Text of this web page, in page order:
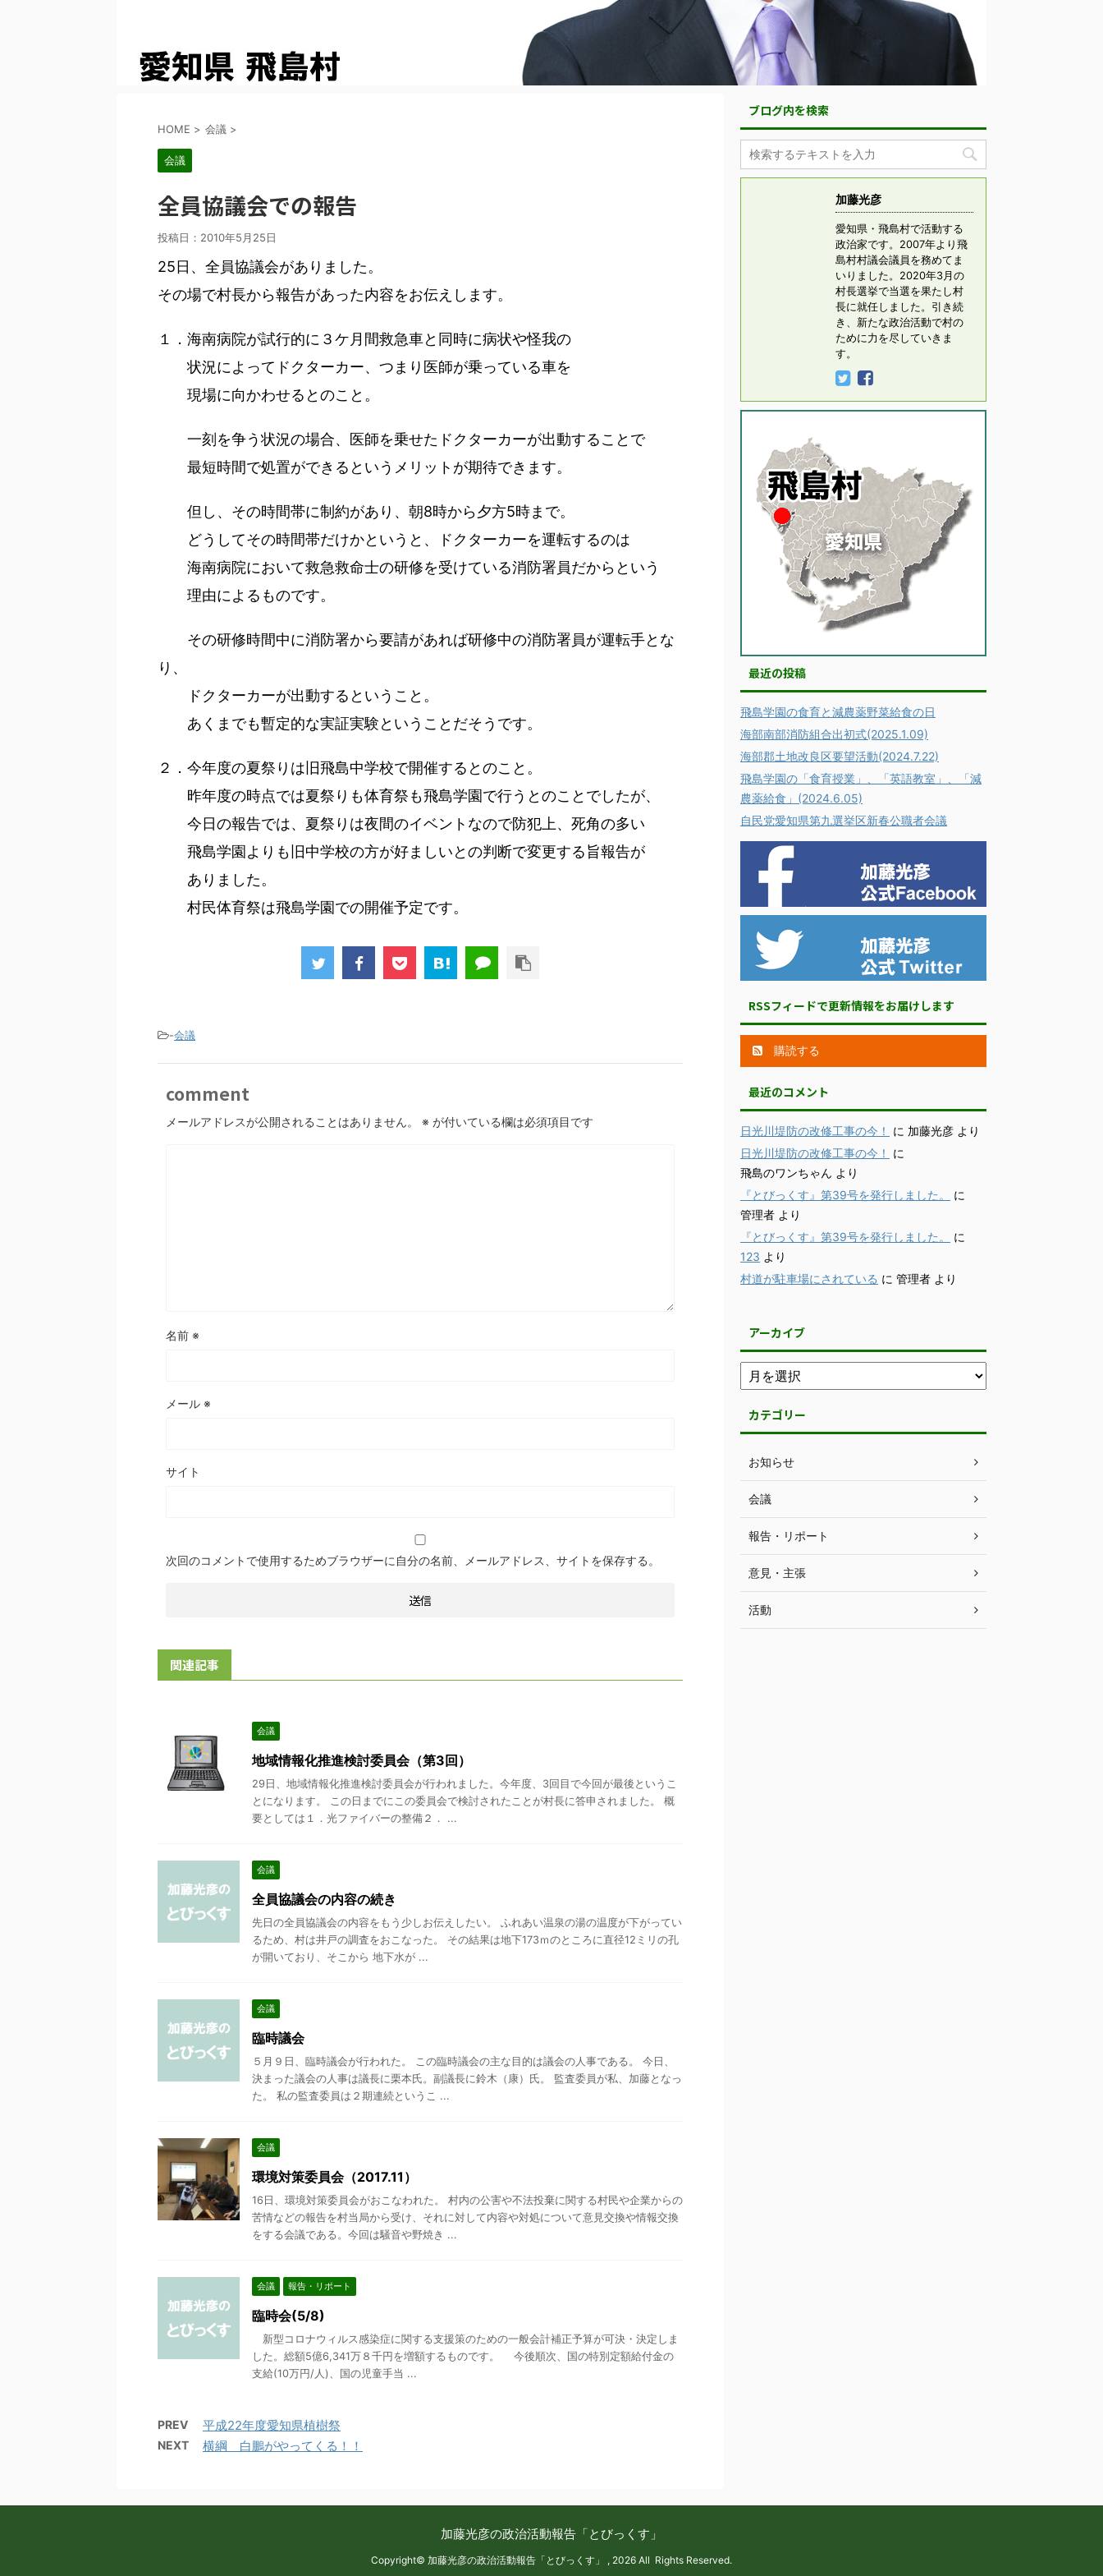
HOME > 会議 >
会議
全員協議会での報告
投稿日： 2010年5月25日
25日、全員協議会がありました。
その場で村長から報告があった内容をお伝えします。
１．海南病院が試行的に３ケ月間救急車と同時に病状や怪我の
状況によってドクターカー、つまり医師が乗っている車を
現場に向かわせるとのこと。
一刻を争う状況の場合、医師を乗せたドクターカーが出動することで
最短時間で処置ができるというメリットが期待できます。
但し、その時間帯に制約があり、朝8時から夕方5時まで。
どうしてその時間帯だけかというと、ドクターカーを運転するのは
海南病院において救急救命士の研修を受けている消防署員だからという
理由によるものです。
その研修時間中に消防署から要請があれば研修中の消防署員が運転手とな
り、
ドクターカーが出動するということ。
あくまでも暫定的な実証実験ということだそうです。
２．今年度の夏祭りは旧飛島中学校で開催するとのこと。
昨年度の時点では夏祭りも体育祭も飛島学園で行うとのことでしたが、
今日の報告では、夏祭りは夜間のイベントなので防犯上、死角の多い
飛島学園よりも旧中学校の方が好ましいとの判断で変更する旨報告が
ありました。
村民体育祭は飛島学園での開催予定です。
-会議
comment
メールアドレスが公開されることはありません。 ※ が付いている欄は必須項目です
名前 ※
メール ※
サイト
次回のコメントで使用するためブラウザーに自分の名前、メールアドレス、サイトを保存する。
関連記事
会議
地域情報化推進検討委員会（第3回）
29日、地域情報化推進検討委員会が行われました。今年度、3回目で今回が最後というこ
とになります。 この日までにこの委員会で検討されたことが村長に答申されました。 概
要としては１．光ファイバーの整備２． ...
会議
全員協議会の内容の続き
先日の全員協議会の内容をもう少しお伝えしたい。 ふれあい温泉の湯の温度が下がってい
るため、村は井戸の調査をおこなった。 その結果は地下173ｍのところに直径12ミリの孔
が開いており、そこから 地下水が ...
会議
臨時議会
５月９日、臨時議会が行われた。 この臨時議会の主な目的は議会の人事である。 今日、
決まった議会の人事は議長に栗本氏。副議長に鈴木（康）氏。 監査委員が私、加藤となっ
た。 私の監査委員は２期連続というこ ...
会議
環境対策委員会（2017.11）
16日、環境対策委員会がおこなわれた。 村内の公害や不法投棄に関する村民や企業からの
苦情などの報告を村当局から受け、それに対して内容や対処について意見交換や情報交換
をする会議である。今回は騒音や野焼き ...
会議 報告・リポート
臨時会(5/8)
新型コロナウィルス感染症に関する支援策のための一般会計補正予算が可決・決定しま
した。総額5億6,341万８千円を増額するものです。 今後順次、国の特別定額給付金の
支給(10万円/人)、国の児童手当 ...
PREV 平成22年度愛知県植樹祭
NEXT 横綱 白鵬がやってくる！！
ブログ内を検索
加藤光彦
愛知県・飛島村で活動する
政治家です。2007年より飛
島村村議会議員を務めてま
いりました。2020年3月の
村長選挙で当選を果たし村
長に就任しました。引き続
き、新たな政治活動で村の
ために力を尽していきま
す。
最近の投稿
飛島学園の食育と減農薬野菜給食の日
海部南部消防組合出初式(2025.1.09)
海部郡土地改良区要望活動(2024.7.22)
飛島学園の「食育授業」、「英語教室」、「減
農薬給食」(2024.6.05)
自民党愛知県第九選挙区新春公職者会議
RSSフィードで更新情報をお届けします
購読する
最近のコメント
日光川堤防の改修工事の今！ に 加藤光彦 より
日光川堤防の改修工事の今！
に
飛島のワンちゃん より
『とびっくす』第39号を発行しました。
に
管理者 より
『とびっくす』第39号を発行しました。
に
123 より
村道が駐車場にされている に 管理者 より
アーカイブ
カテゴリー
お知らせ
会議
報告・リポート
意見・主張
活動
加藤光彦の政治活動報告「とびっくす」
Copyright© 加藤光彦の政治活動報告「とびっくす」 , 2026 All Rights Reserved.